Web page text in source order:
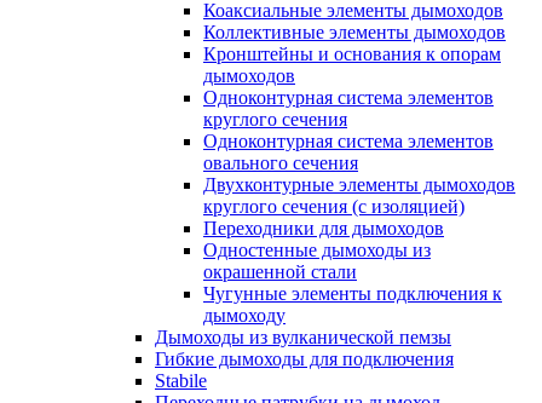
Коаксиальные элементы дымоходов
Коллективные элементы дымоходов
Кронштейны и основания к опорам
дымоходов
Одноконтурная система элементов
круглого сечения
Одноконтурная система элементов
овального сечения
Двухконтурные элементы дымоходов
круглого сечения (с изоляцией)
Переходники для дымоходов
Одностенные дымоходы из
окрашенной стали
Чугунные элементы подключения к
дымоходу
Дымоходы из вулканической пемзы
Гибкие дымоходы для подключения
Stabile